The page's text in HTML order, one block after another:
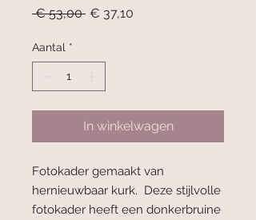
€ 53,00 Normale
€ 37,10
Aantal *
In winkelwagen
Fotokader gemaakt van
hernieuwbaar kurk. Deze stijlvolle
fotokader heeft een donkerbruine